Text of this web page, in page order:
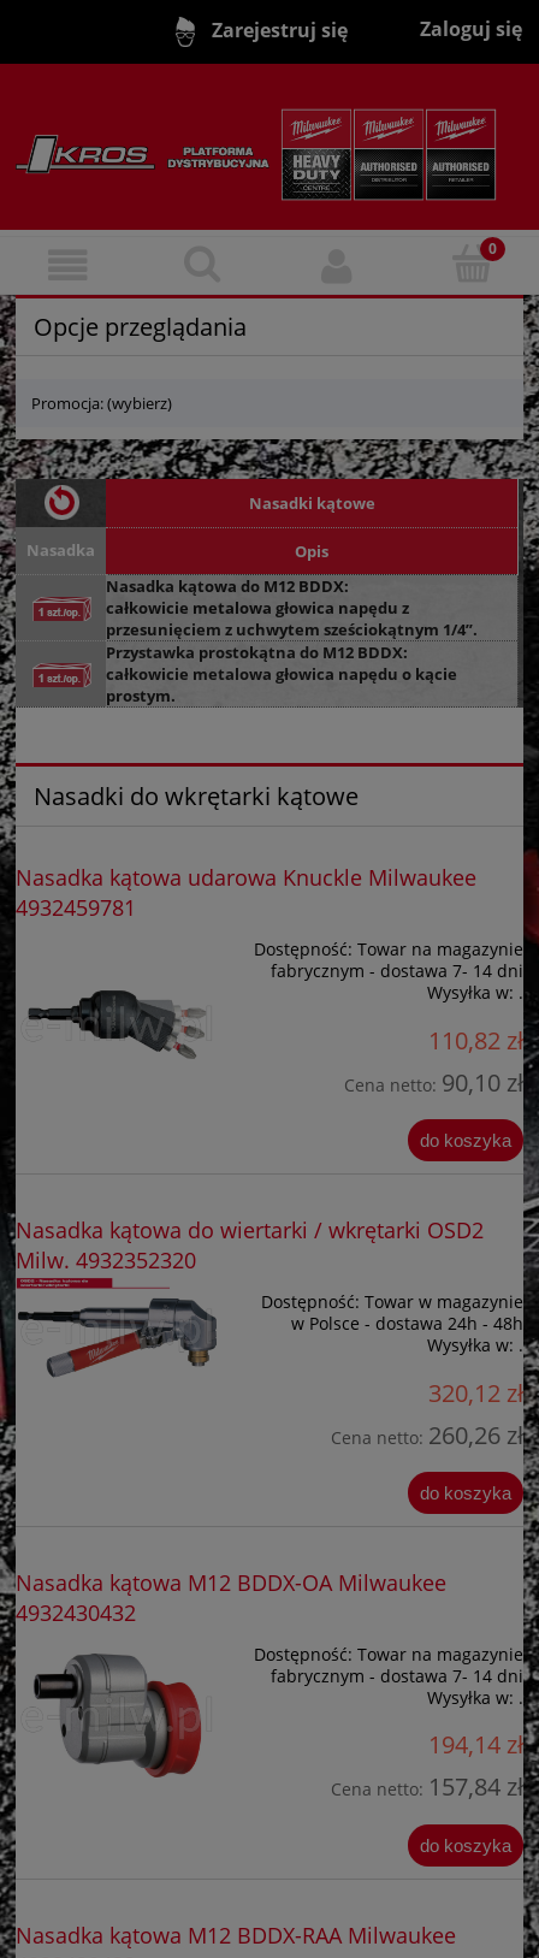
Zarejestruj się Zaloguj się
Opcje przeglądania
Promocja: (wybierz)
Nasadki kątowe
Nasadka
Opis
Nasadka kątowa do M12 BDDX:
całkowicie metalowa głowica napędu z
przesunięciem z uchwytem sześciokątnym 1/4”.
Przystawka prostokątna do M12 BDDX:
całkowicie metalowa głowica napędu o kącie
prostym.
Nasadki do wkrętarki kątowe
Nasadka kątowa udarowa Knuckle Milwaukee
4932459781
Dostępność: Towar na magazynie
fabrycznym - dostawa 7- 14 dni
Wysyłka w: .
110,82 zł
Cena netto: 90,10 zł
do koszyka
Nasadka kątowa do wiertarki / wkrętarki OSD2
Milw. 4932352320
Dostępność: Towar w magazynie
w Polsce - dostawa 24h - 48h
Wysyłka w: .
320,12 zł
Cena netto: 260,26 zł
do koszyka
Nasadka kątowa M12 BDDX-OA Milwaukee
4932430432
Dostępność: Towar na magazynie
fabrycznym - dostawa 7- 14 dni
Wysyłka w: .
194,14 zł
Cena netto: 157,84 zł
do koszyka
Nasadka kątowa M12 BDDX-RAA Milwaukee